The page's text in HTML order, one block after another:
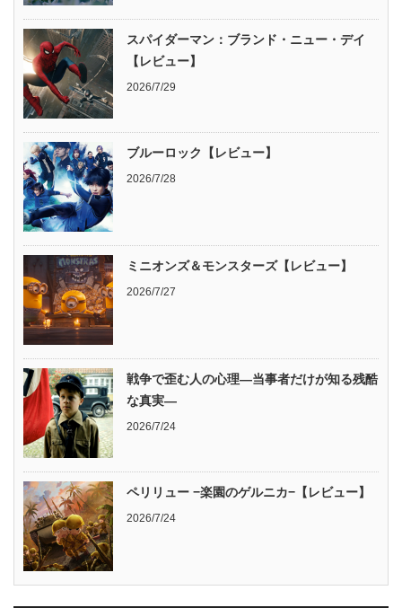
スパイダーマン：ブランド・ニュー・デイ
【レビュー】
2026/7/29
ブルーロック【レビュー】
2026/7/28
ミニオンズ＆モンスターズ【レビュー】
2026/7/27
戦争で歪む人の心理―当事者だけが知る残酷
な真実―
2026/7/24
ペリリュー −楽園のゲルニカ−【レビュー】
2026/7/24